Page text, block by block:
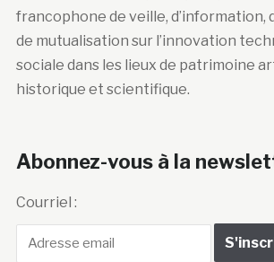
francophone de veille, d’information,
de mutualisation sur l’innovation
sociale dans les lieux de patrimoine
historique et scientifique.
Abonnez-vous à la
Courriel :